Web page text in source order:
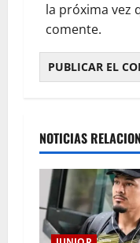
la próxima vez
comente.
NOTICIAS